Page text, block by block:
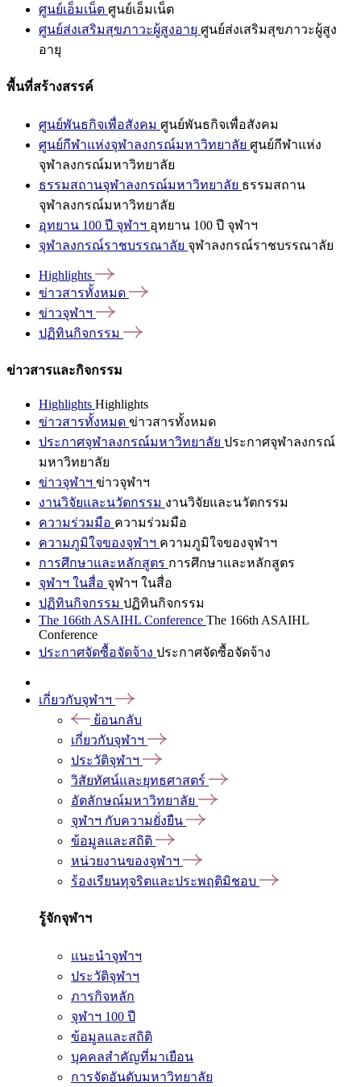
ศูนย์เอ็มเน็ต ศูนย์เอ็มเน็ต
ศูนย์ส่งเสริมสุขภาวะผู้สูงอายุ ศูนย์ส่งเสริมสุขภาวะผู้สูง
อายุ
พื้นที่สร้างสรรค์
ศูนย์พันธกิจเพื่อสังคม ศูนย์พันธกิจเพื่อสังคม
ศูนย์กีฬาแห่งจุฬาลงกรณ์มหาวิทยาลัย ศูนย์กีฬาแห่ง
จุฬาลงกรณ์มหาวิทยาลัย
ธรรมสถานจุฬาลงกรณ์มหาวิทยาลัย ธรรมสถาน
จุฬาลงกรณ์มหาวิทยาลัย
อุทยาน 100 ปี จุฬาฯ อุทยาน 100 ปี จุฬาฯ
จุฬาลงกรณ์ราชบรรณาลัย จุฬาลงกรณ์ราชบรรณาลัย
Highlights
ข่าวสารทั้งหมด
ข่าวจุฬาฯ
ปฏิทินกิจกรรม
ข่าวสารและกิจกรรม
Highlights Highlights
ข่าวสารทั้งหมด ข่าวสารทั้งหมด
ประกาศจุฬาลงกรณ์มหาวิทยาลัย ประกาศจุฬาลงกรณ์
มหาวิทยาลัย
ข่าวจุฬาฯ ข่าวจุฬาฯ
งานวิจัยและนวัตกรรม งานวิจัยและนวัตกรรม
ความร่วมมือ ความร่วมมือ
ความภูมิใจของจุฬาฯ ความภูมิใจของจุฬาฯ
การศึกษาและหลักสูตร การศึกษาและหลักสูตร
จุฬาฯ ในสื่อ จุฬาฯ ในสื่อ
ปฏิทินกิจกรรม ปฏิทินกิจกรรม
The 166th ASAIHL Conference The 166th ASAIHL
Conference
ประกาศจัดซื้อจัดจ้าง ประกาศจัดซื้อจัดจ้าง
เกี่ยวกับจุฬาฯ
ย้อนกลับ
เกี่ยวกับจุฬาฯ
ประวัติจุฬาฯ
วิสัยทัศน์และยุทธศาสตร์
อัตลักษณ์มหาวิทยาลัย
จุฬาฯ กับความยั่งยืน
ข้อมูลและสถิติ
หน่วยงานของจุฬาฯ
ร้องเรียนทุจริตและประพฤติมิชอบ
รู้จักจุฬาฯ
แนะนำจุฬาฯ
ประวัติจุฬาฯ
ภารกิจหลัก
จุฬาฯ 100 ปี
ข้อมูลและสถิติ
บุคคลสำคัญที่มาเยือน
การจัดอันดับมหาวิทยาลัย